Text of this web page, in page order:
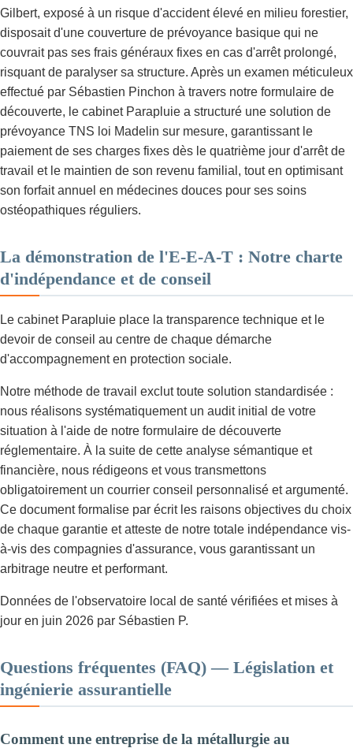
Gilbert, exposé à un risque d'accident élevé en milieu forestier,
disposait d'une couverture de prévoyance basique qui ne
couvrait pas ses frais généraux fixes en cas d'arrêt prolongé,
risquant de paralyser sa structure. Après un examen méticuleux
effectué par Sébastien Pinchon à travers notre formulaire de
découverte, le cabinet Parapluie a structuré une solution de
prévoyance TNS loi Madelin sur mesure, garantissant le
paiement de ses charges fixes dès le quatrième jour d'arrêt de
travail et le maintien de son revenu familial, tout en optimisant
son forfait annuel en médecines douces pour ses soins
ostéopathiques réguliers.
La démonstration de l'E-E-A-T : Notre charte
d'indépendance et de conseil
Le cabinet Parapluie place la transparence technique et le
devoir de conseil au centre de chaque démarche
d'accompagnement en protection sociale.
Notre méthode de travail exclut toute solution standardisée :
nous réalisons systématiquement un audit initial de votre
situation à l'aide de notre formulaire de découverte
réglementaire. À la suite de cette analyse sémantique et
financière, nous rédigeons et vous transmettons
obligatoirement un courrier conseil personnalisé et argumenté.
Ce document formalise par écrit les raisons objectives du choix
de chaque garantie et atteste de notre totale indépendance vis-
à-vis des compagnies d'assurance, vous garantissant un
arbitrage neutre et performant.
Données de l'observatoire local de santé vérifiées et mises à
jour en juin 2026 par Sébastien P.
Questions fréquentes (FAQ) — Législation et
ingénierie assurantielle
Comment une entreprise de la métallurgie au